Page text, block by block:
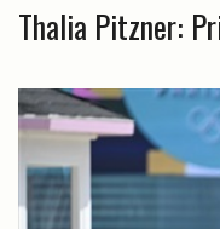
Thalia Pitzner: